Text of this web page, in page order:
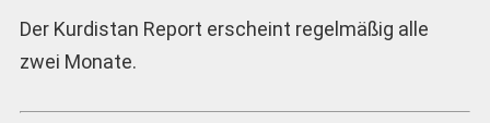
Der Kurdistan Report erscheint regelmäßig alle
zwei Monate.